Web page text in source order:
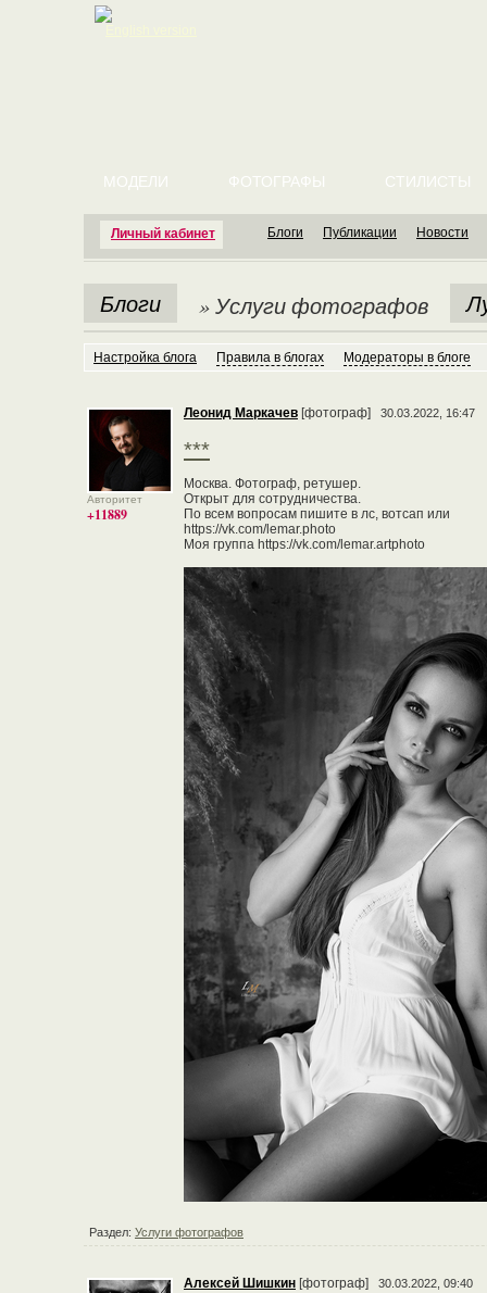
Личный кабинет
МОДЕЛИ ФОТОГРАФЫ СТИЛИСТЫ
Блоги Публикации Новости
Блоги » Услуги фотографов
Настройка блога Правила в блогах Модераторы в блоге
Авторитет
+11889
Леонид Маркачев [фотограф] 30.03.2022, 16:47
***
Москва. Фотограф, ретушер.
Открыт для сотрудничества.
По всем вопросам пишите в лс, вотсап или
https://vk.com/lemar.photo
Моя группа https://vk.com/lemar.artphoto
Раздел: Услуги фотографов
Алексей Шишкин [фотограф] 30.03.2022, 09:40